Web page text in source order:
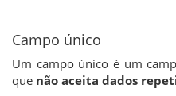
Campo único
Um campo único é um
que não aceita dados